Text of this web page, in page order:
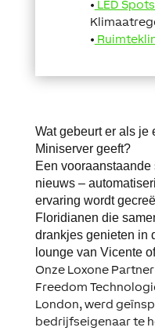
• LED
•
Wat gebeurt er als je
Miniserver geeft?
Een
nieuws –
ervaring wordt
Floridianen die
drankjes genieten in
lounge van Vicente
Onze Loxone
Freedom
London, werd
bedrijfseigenaar te